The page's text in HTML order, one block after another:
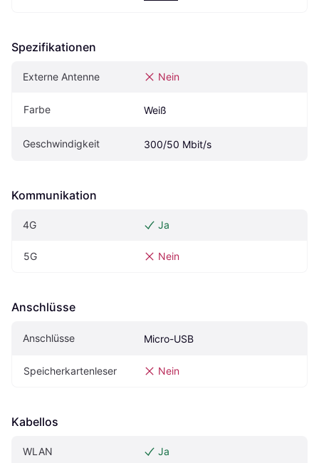
Spezifikationen
Externe Antenne Nein
Farbe Weiß
Geschwindigkeit 300/50 Mbit/s
Kommunikation
4G Ja
5G Nein
Anschlüsse
Anschlüsse Micro-USB
Speicherkartenleser Nein
Kabellos
WLAN Ja